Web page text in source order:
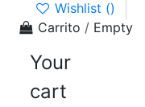
Wishlist ()
Carrito / Empty
Your
cart